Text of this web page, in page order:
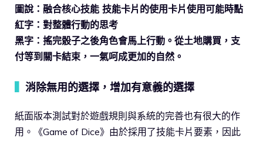
圖說：融合核心技能 技能卡片的使用卡片使用可能時點
紅字：對整體行動的思考
黑字：搖完骰子之後角色會馬上行動。從土地購買，支
付等到關卡結束，一氣呵成更加的自然。
消除無用的選擇，增加有意義的選擇
紙面版本測試對於遊戲規則與系統的完善也有很大的作
用。《Game of Dice》由於採用了技能卡片要素，因此